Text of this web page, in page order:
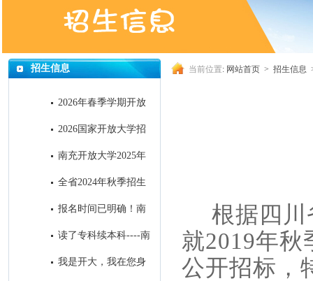
招生信息
2026年春季学期开放
教育招生简章
2026国家开放大学招
南充开放大学2025年
全省2024年秋季招生
工作研究部署会在我校召开
报名时间已明确！南
充这所大学在等你
读了专科续本科----南
充开放大学成为求学者首选的学
我是开大，我在您身
当前位置: 网站首页 > 招生信息
根据四
就2019年
公开招标，